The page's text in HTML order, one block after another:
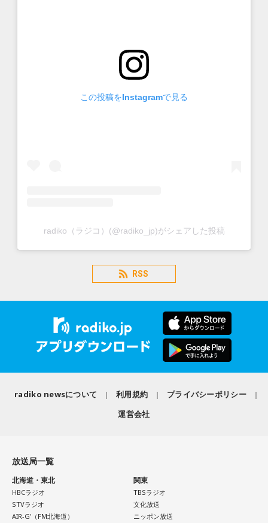
この投稿をInstagramで見る
radiko（ラジコ）(@radiko_jp)がシェアした投稿
RSS
radiko newsについて 利用規約
プライバシーポリシー
運営会社
放送局一覧
北海道・東北
HBCラジオ
STVラジオ
AIR-G'（FM北海道）
関東
TBSラジオ
文化放送
ニッポン放送